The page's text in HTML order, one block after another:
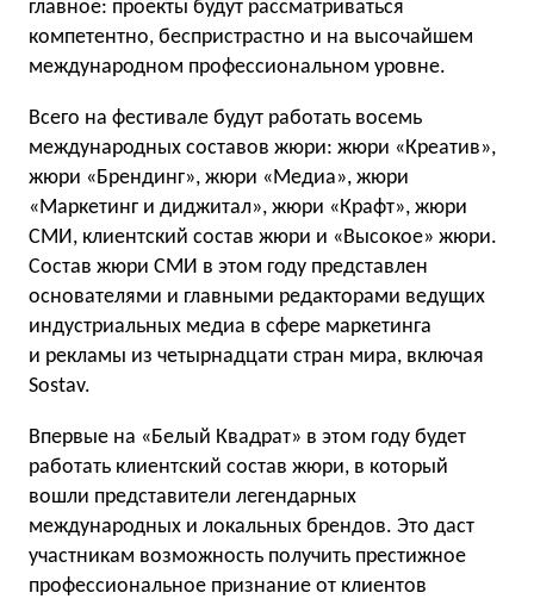
главное: проекты будут рассматриваться
компетентно, беспристрастно и на высочайшем
международном профессиональном уровне.
Всего на фестивале будут работать восемь
международных составов жюри: жюри «Креатив»,
жюри «Брендинг», жюри «Медиа», жюри
«Маркетинг и диджитал», жюри «Крафт», жюри
СМИ, клиентский состав жюри и «Высокое» жюри.
Состав жюри СМИ в этом году представлен
основателями и главными редакторами ведущих
индустриальных медиа в сфере маркетинга
и рекламы из четырнадцати стран мира, включая
Sostav.
Впервые на «Белый Квадрат» в этом году будет
работать клиентский состав жюри, в который
вошли представители легендарных
международных и локальных брендов. Это даст
участникам возможность получить престижное
профессиональное признание от клиентов